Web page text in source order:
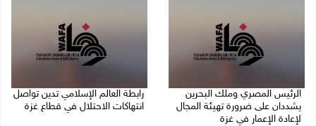
الرئيس المصري وملك البحرين
يشددان على ضرورة تهيئة المجال
لإعادة الإعمار في غزة
رابطة العالم الإسلامي تدين تواصل
انتهاكات الاحتلال في قطاع غزة